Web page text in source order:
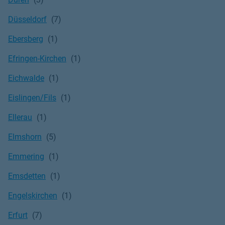
Düsseldorf
Ebersberg
Efringen-Kirchen
Eichwalde
Eislingen/Fils
Ellerau
Elmshorn
Emmering
Emsdetten
Engelskirchen
Erfurt